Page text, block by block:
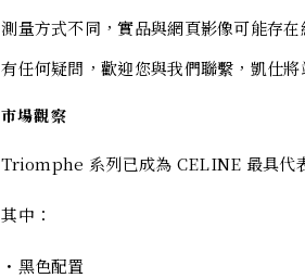
測量方式不同，實品與網頁影像可能存
有任何疑問，歡迎您與我們聯繫，凱仕將
市場觀察
Triomphe 系列已成為 CELINE 最具代
其中：
・黑色配置